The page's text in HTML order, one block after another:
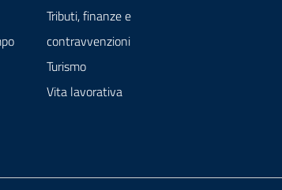
Tributi, finanze e
contravvenzioni
Turismo
Vita lavorativa